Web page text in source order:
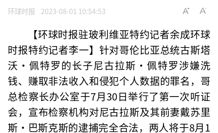
环球时报 2023-08-01 10:54:53
【环球时报驻玻利维亚特约记者余成环球
时报特约记者李一】针对哥伦比亚总统古斯塔
沃·佩特罗的长子尼古拉斯·佩特罗涉嫌洗
钱、赚取非法收入和侵犯个人数据的罪名，哥
总检察长办公室于7月30日举行了第一次听证
会，宣布检察机构对尼古拉斯及其前妻戴苏里
斯·巴斯克斯的逮捕完全合法，两人将于8月1